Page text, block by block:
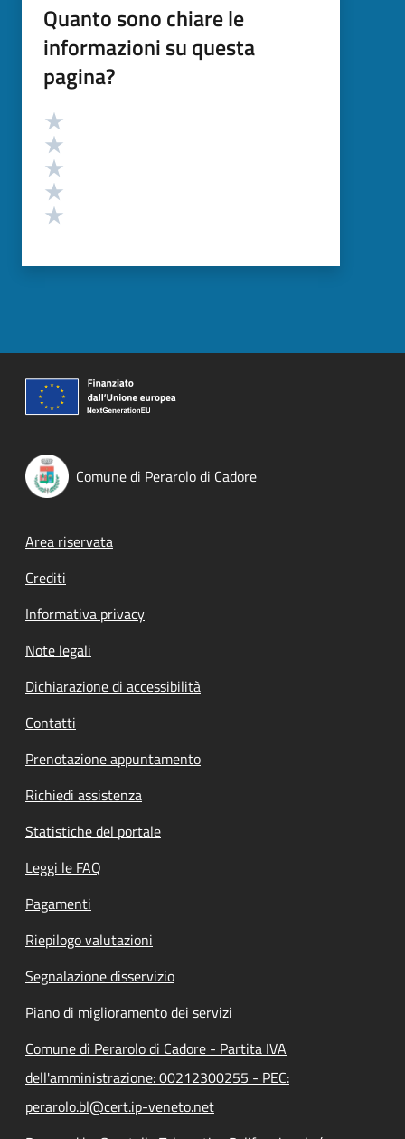
Quanto sono chiare le
informazioni su questa
pagina?
Valutazione
Comune di Perarolo di Cadore
Footer menu
Area riservata
Crediti
Informativa privacy
Note legali
Dichiarazione di accessibilità
Contatti
Prenotazione appuntamento
Richiedi assistenza
Statistiche del portale
Leggi le FAQ
Pagamenti
Riepilogo valutazioni
Segnalazione disservizio
Piano di miglioramento dei servizi
Comune di Perarolo di Cadore - Partita IVA
dell'amministrazione: 00212300255 - PEC:
perarolo.bl@cert.ip-veneto.net